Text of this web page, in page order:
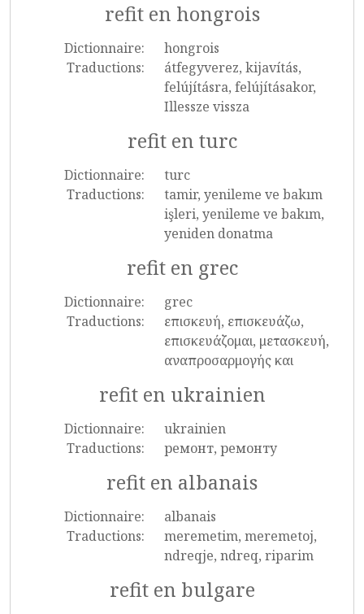
refit en hongrois
Dictionnaire:
hongrois
Traductions:
átfegyverez, kijavítás,
felújításra, felújításakor,
Illessze vissza
refit en turc
Dictionnaire:
turc
Traductions:
tamir, yenileme ve bakım
işleri, yenileme ve bakım,
yeniden donatma
refit en grec
Dictionnaire:
grec
Traductions:
επισκευή, επισκευάζω,
επισκευάζομαι, μετασκευή,
αναπροσαρμογής και
refit en ukrainien
Dictionnaire:
ukrainien
Traductions:
ремонт, ремонту
refit en albanais
Dictionnaire:
albanais
Traductions:
meremetim, meremetoj,
ndreqje, ndreq, riparim
refit en bulgare